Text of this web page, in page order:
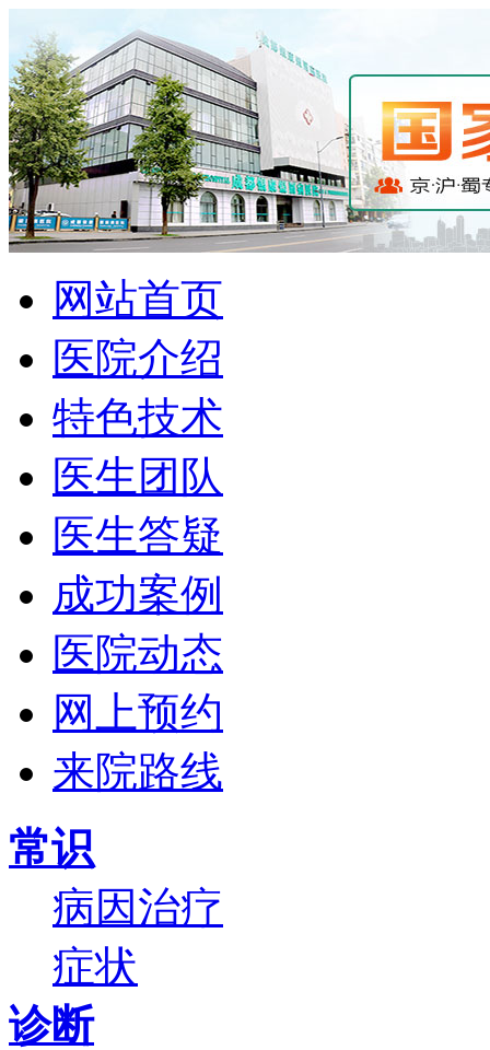
网站首页
医院介绍
特色技术
医生团队
医生答疑
成功案例
医院动态
网上预约
来院路线
常识
病因治疗
症状
诊断